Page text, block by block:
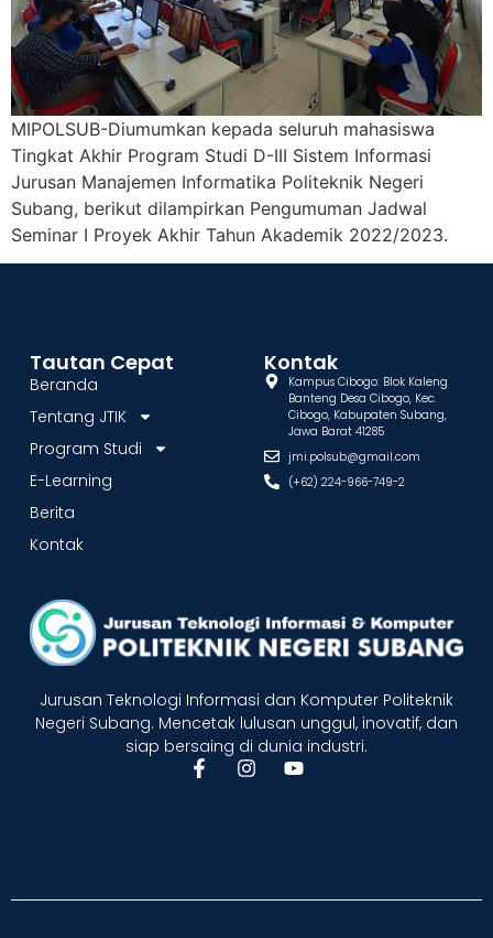
MIPOLSUB-Diumumkan kepada seluruh mahasiswa
Tingkat Akhir Program Studi D-III Sistem Informasi
Jurusan Manajemen Informatika Politeknik Negeri
Subang, berikut dilampirkan Pengumuman Jadwal
Seminar I Proyek Akhir Tahun Akademik 2022/2023.
Jurusan Teknologi Informasi dan Komputer Politeknik
Negeri Subang. Mencetak lulusan unggul, inovatif, dan
siap bersaing di dunia industri.
Tautan Cepat
Beranda
Tentang JTIK
Program Studi
E-Learning
Berita
Kontak
Kontak
Kampus Cibogo: Blok Kaleng
Banteng Desa Cibogo, Kec.
Cibogo, Kabupaten Subang,
Jawa Barat 41285
jmi.polsub@gmail.com
(+62) 224-966-749-2